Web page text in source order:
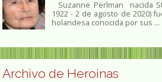
Suzanne Perlman nacida
1922 - 2 de agosto de 2020)
holandesa conocida por sus ...
Archivo de Heroinas